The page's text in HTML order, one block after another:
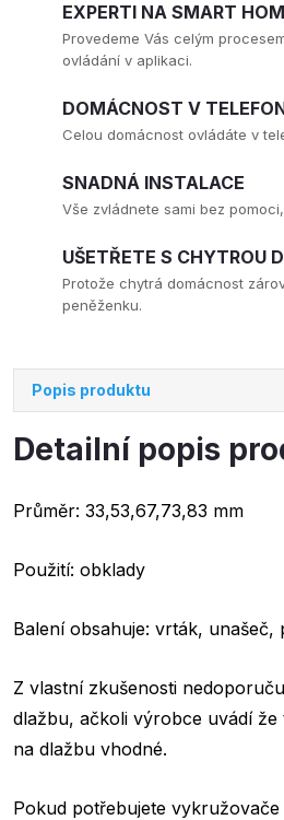
EXPERTI NA SMART
Provedeme Vás celým
ovládání v aplikaci.
DOMÁCNOST V
Celou domácnost ovládáte v
SNADNÁ INSTALACE
Vše zvládnete sami bez
UŠETŘETE S CHYTROU
Protože chytrá domácnost
peněženku.
Popis produktu
Detailní popis
Průměr: 33,53,67,73,83 mm
Použití: obklady
Balení obsahuje: vrták, unašeč,
Z vlastní zkušenosti
dlažbu, ačkoli výrobce uvádí
na dlažbu vhodné.
Pokud potřebujete